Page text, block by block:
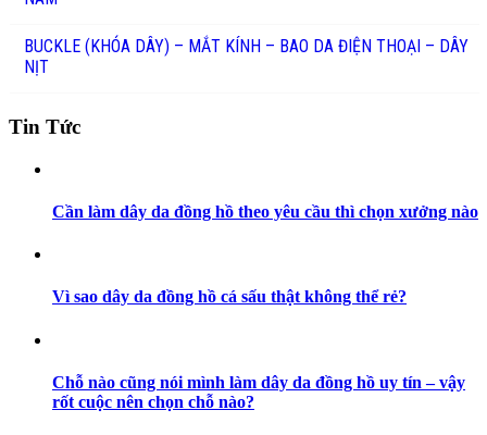
BUCKLE (KHÓA DÂY) – MẮT KÍNH – BAO DA ĐIỆN THOẠI – DÂY
NỊT
Tin Tức
Cần làm dây da đồng hồ theo yêu cầu thì chọn xưởng nào
Vì sao dây da đồng hồ cá sấu thật không thể rẻ?
Chỗ nào cũng nói mình làm dây da đồng hồ uy tín – vậy
rốt cuộc nên chọn chỗ nào?